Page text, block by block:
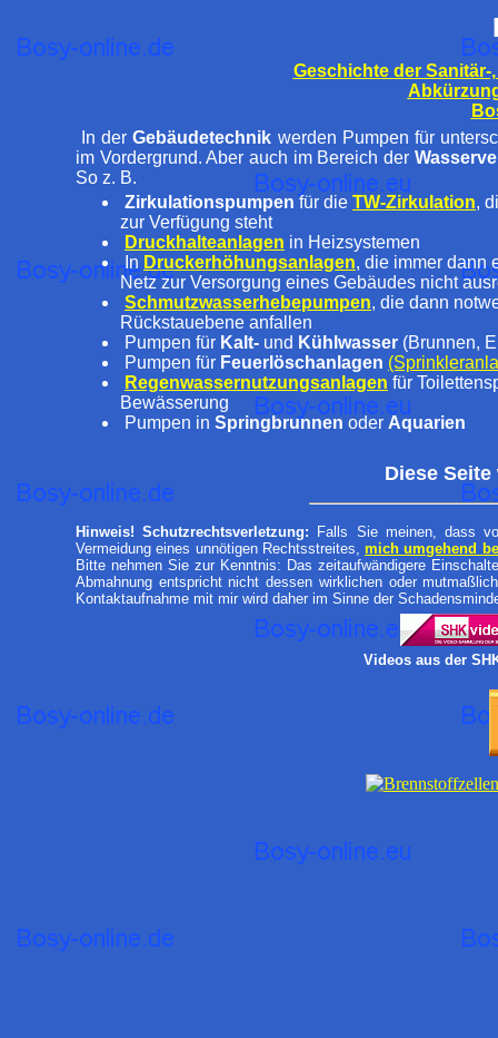
Geschichte der
In derGebäudetechnik werden Pumpen für
im Vordergrund. Aber auch im Bereich der
So z. B.
Zirkulationspumpenfür die TW-Zirkulation,
zur Verfügung steht
Druckhalteanlagen in Heizsystemen
In Druckerhöhungsanlagen, die immer dann
Netz zur Versorgung eines Gebäudes nicht
Schmutzwasserhebepumpen, die dann
Rückstauebene anfallen
Pumpen für Kalt- und Kühlwasser (Brunnen,
Pumpen für Feuerlöschanlagen
Regenwassernutzungsanlagen für
Bewässerung
Pumpen in Springbrunnen oder Aquarien
Diese
Hinweis! Schutzrechtsverletzung:
Falls Sie meinen, dass
Vermeidung eines unnötigen Rechtsstreites, mich umgehend
Bitte nehmen Sie zur Kenntnis: Das zeitaufwändigere
Abmahnung entspricht nicht dessen wirklichen oder
Kontaktaufnahme mit mir wird daher im Sinne der
Videos aus der